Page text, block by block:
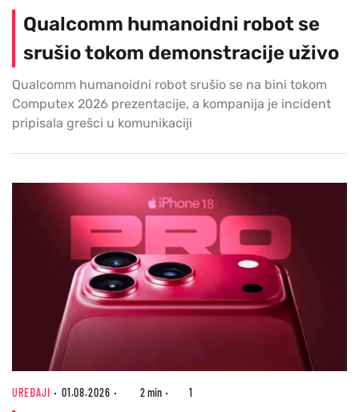
Qualcomm humanoidni robot se
srušio tokom demonstracije uživo
Qualcomm humanoidni robot srušio se na bini tokom
Computex 2026 prezentacije, a kompanija je incident
pripisala grešci u komunikaciji
UREĐAJI 01.08.2026 2 min 1